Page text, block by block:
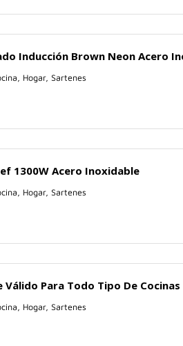
Inducción Brown Neon Acero
Hogar, Sartenes
1300W Acero Inoxidable
Hogar, Sartenes
Para Todo Tipo De
Hogar, Sartenes